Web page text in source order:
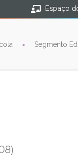
Espaço
Segmento